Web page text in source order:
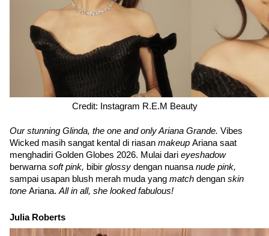
Credit: Instagram R.E.M Beauty
Our stunning Glinda, the one and only Ariana Grande. Vibes
Wicked masih sangat kental di riasan makeup Ariana saat
menghadiri Golden Globes 2026. Mulai dari
eyeshadow
berwarna soft pink, bibir glossy dengan nuansa
sampai usapan blush merah muda yang match dengan skin
tone Ariana. All in all, she looked fabulous!
Julia Roberts